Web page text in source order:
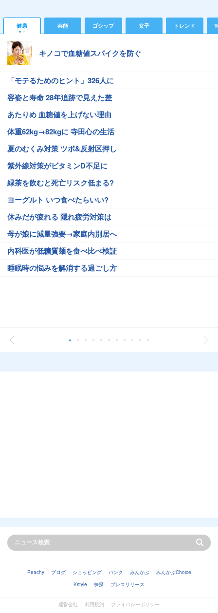
健康 芸能 ゴシップ 女子 トレンド
キノコで血糖値スパイクを防ぐ
「モテるためのヒント」326人に
容姿と寿命 28年追跡で見えた差
あたりめ 血糖値を上げない理由
体重62kg→82kgに 寺田心の生活
夏のむくみ対策 ツボ&反射区押し
紫外線対策がビタミンD不足に
緑茶を飲むと死亡リスク低まる?
ヨーグルト いつ食べたらいい?
休みだが疲れる 隠れ疲労対策は
母が娘に減量強要→家庭内別居へ
内科医が低糖質麺を食べ比べ検証
睡眠時の悩みを解消する過ごし方
Peachy ブログ ショッピング バンク みんかぶ
みんかぶChoice
Kstyle
株探 プレスリリース
運営会社 利用規約
プライバシーポリシー